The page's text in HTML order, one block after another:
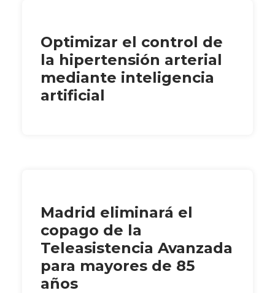
Optimizar el control de
la hipertensión arterial
mediante inteligencia
artificial
Madrid eliminará el
copago de la
Teleasistencia Avanzada
para mayores de 85
años